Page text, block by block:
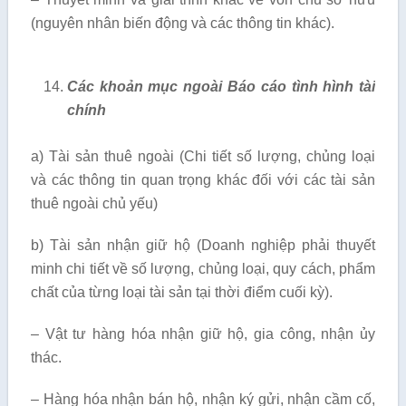
(nguyên nhân biến động và các thông tin khác).
Các khoản mục ngoài Báo cáo tình hình tài
chính
a) Tài sản thuê ngoài (Chi tiết số lượng, chủng loại
và các thông tin quan trọng khác đối với các tài sản
thuê ngoài chủ yếu)
b) Tài sản nhận giữ hộ (Doanh nghiệp phải thuyết
minh chi tiết về số lượng, chủng loại, quy cách, phẩm
chất của từng loại tài sản tại thời điểm cuối kỳ).
– Vật tư hàng hóa nhận giữ hộ, gia công, nhận ủy
thác.
– Hàng hóa nhận bán hộ, nhận ký gửi, nhận cầm cố,